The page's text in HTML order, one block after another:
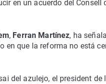
en un acuerdo del Consell
, Ferran Martínez, ha
en que la reforma no está
del azulejo, el president de